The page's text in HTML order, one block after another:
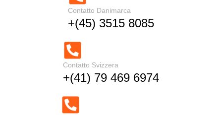
Contatto Danimarca
+(45) 3515 8085
Contatto Svizzera
+(41) 79 469 6974
Risparmio energetico
del vetro fuso
Risparmio energetico del vetro fuso